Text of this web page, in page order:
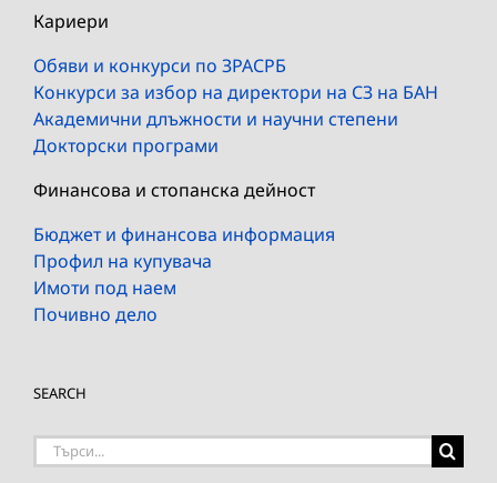
Кариери
Обяви и конкурси по ЗРАСРБ
Конкурси за избор на директори на СЗ на БАН
Академични длъжности и научни степени
Докторски програми
Финансова и стопанска дейност
Бюджет и финансова информация
Профил на купувача
Имоти под наем
Почивно дело
SEARCH
Търсене